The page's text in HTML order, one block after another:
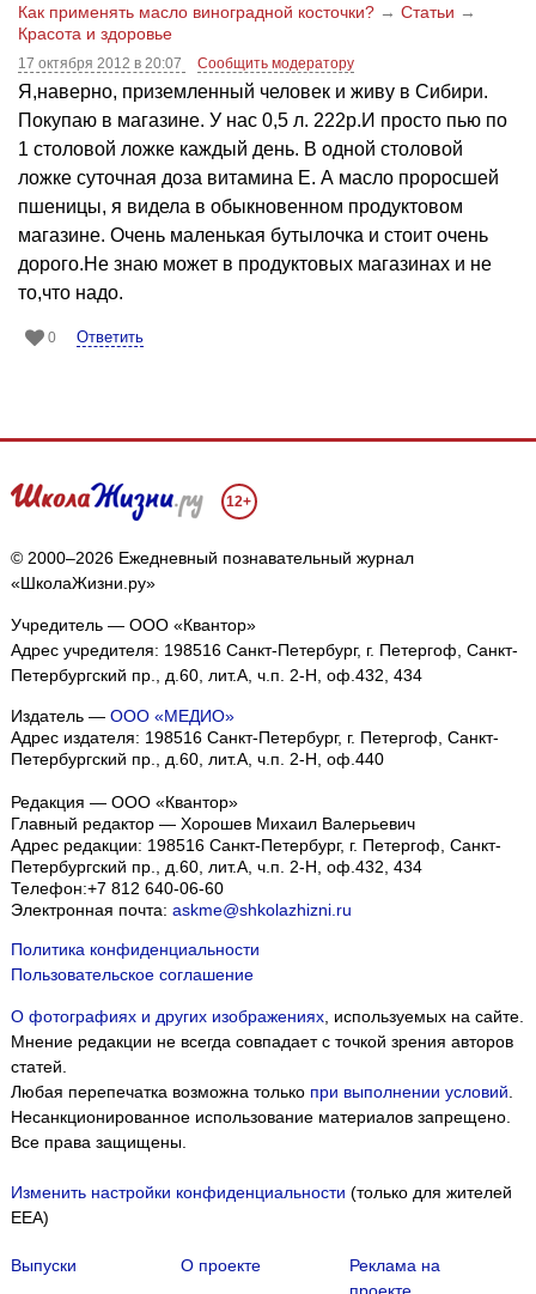
Как применять масло виноградной косточки? → Статьи →
Красота и здоровье
17 октября 2012 в 20:07 Сообщить модератору
Я,наверно, приземленный человек и живу в Сибири.
Покупаю в магазине. У нас 0,5 л. 222р.И просто пью по
1 столовой ложке каждый день. В одной столовой
ложке суточная доза витамина Е. А масло проросшей
пшеницы, я видела в обыкновенном продуктовом
магазине. Очень маленькая бутылочка и стоит очень
дорого.Не знаю может в продуктовых магазинах и не
то,что надо.
0 Ответить
12+
© 2000–2026 Ежедневный познавательный журнал
«ШколаЖизни.ру»
Учредитель — ООО «Квантор»
Адрес учредителя: 198516 Санкт-Петербург, г. Петергоф, Санкт-
Петербургский пр., д.60, лит.А, ч.п. 2-Н, оф.432, 434
Издатель — ООО «МЕДИО»
Адрес издателя: 198516 Санкт-Петербург, г. Петергоф, Санкт-
Петербургский пр., д.60, лит.А, ч.п. 2-Н, оф.440
Редакция — ООО «Квантор»
Главный редактор — Хорошев Михаил Валерьевич
Адрес редакции: 198516 Санкт-Петербург, г. Петергоф Санкт-
Петербургский пр., д.60, лит.А, ч.п. 2-Н, оф.432, 434
Телефон:+7 812 640-06-60
Электронная почта: askme@shkolazhizni.ru
Политика конфиденциальности
Пользовательское соглашение
О фотографиях и других изображениях, используемых на сайте.
Мнение редакции не всегда совпадает с точкой зрения авторов
статей.
Любая перепечатка возможна только при выполнении условий
Несанкционированное использование материалов запрещено.
Все права защищены.
Изменить настройки конфиденциальности (только для жителей
EEA)
Выпуски
О проекте
Реклама на
проекте